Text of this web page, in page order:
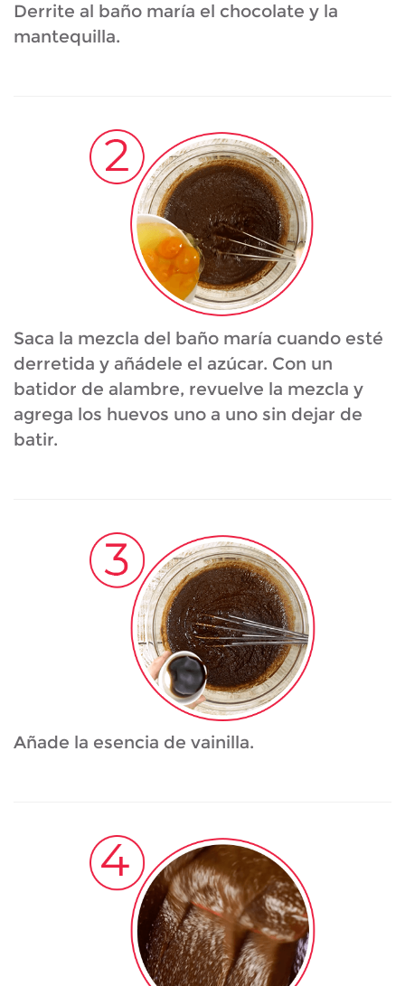
Derrite al baño maría el chocolate y la
mantequilla.
Saca la mezcla del baño maría cuando esté
derretida y añádele el azúcar. Con un
batidor de alambre, revuelve la mezcla y
agrega los huevos uno a uno sin dejar de
batir.
Añade la esencia de vainilla.